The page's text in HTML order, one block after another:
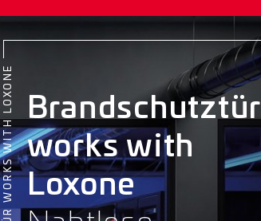
Brandschutztür
works with
Loxone